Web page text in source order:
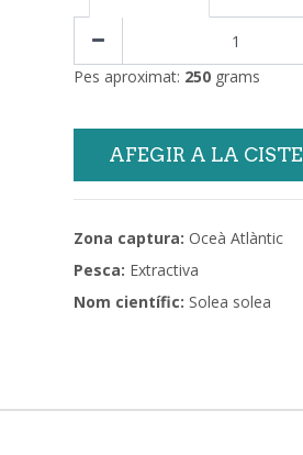
Pes aproximat: 250 grams
AFEGIR A LA
Zona captura: Oceà Atlàntic
Pesca: Extractiva
Nom científic: Solea solea